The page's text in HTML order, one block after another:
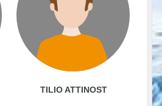
TILIO ATTINOST